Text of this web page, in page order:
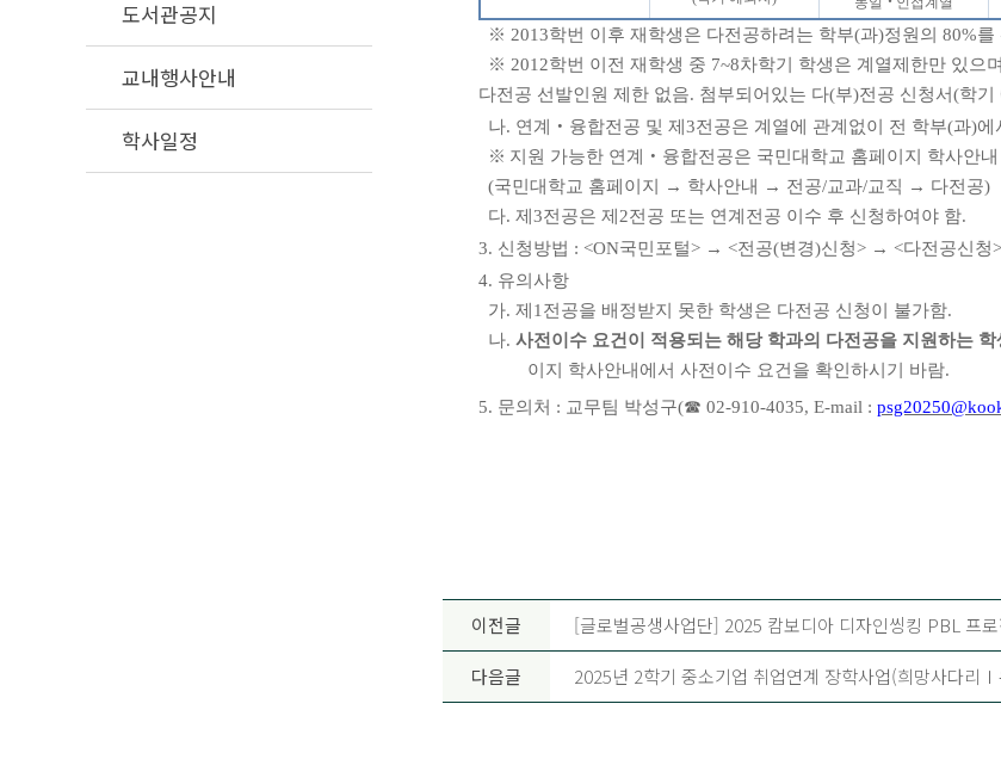
도서관공지
교내행사안내
학사일정
※ 2013학번 이후 재학생은 다전공하려는 학부(과)정원의 80%를
※ 2012학번 이전 재학생 중 7~8차학기 학생은 계열제한만 있으
다전공 선발인원 제한 없음. 첨부되어있는 다(부)전공 신청서(학기
나. 연계 ‧ 융합전공 및 제 3전공은 계열에 관계없이 전 학부(과)에
※ 지원 가능한 연계 ‧ 융합전공은 국민대학교 홈페이지 학사안
(국민대학교 홈페이지 → 학사안내 → 전공/교과/교직 → 다전공)
다. 제 3전공은 제 2전공 또는 연계전공 이수 후 신청하여야 함.
3. 신청방법 : <ON국민포털> → <전공(변경)신청> → <다전공신청>
4. 유의사항
가. 제 1전공을 배정받지 못한 학생은 다전공 신청이 불가함.
나. 사전이수 요건이 적용되는 해당 학과의 다전공을 지원하는
이지 학사안내에서 사전이수 요건을 확인하시기 바람.
5. 문의처 : 교무팀 박성구(☎ 02-910-4035, E-mail :
이전글 [글로벌공생사업단] 2025 캄보디아 디자인씽킹 PBL 프
다음글 2025년 2학기 중소기업 취업연계 장학사업(희망사다리